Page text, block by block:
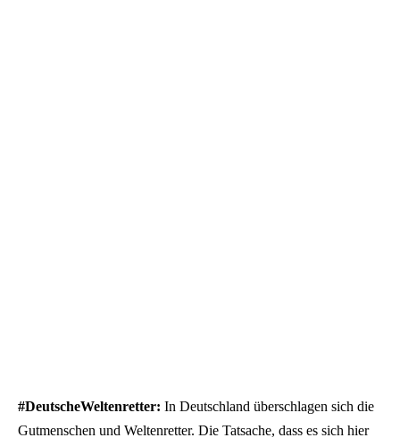
#DeutscheWeltenretter: In Deutschland überschlagen sich die
Gutmenschen und Weltenretter. Die Tatsache, dass es sich hier